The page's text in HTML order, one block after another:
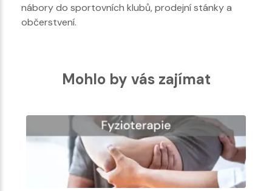
nábory do sportovních klubů, prodejní stánky a
občerstvení.
Mohlo by vás zajímat